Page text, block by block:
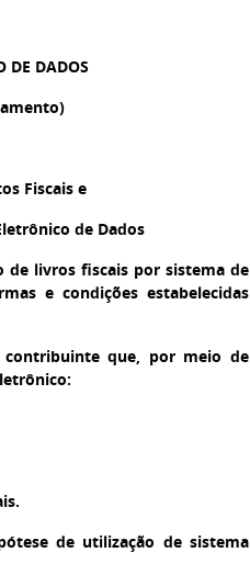
DE DADOS
Fiscais e
de Dados
de livros fiscais por sistema de
e condições estabelecidas
que, por meio de
de utilização de sistema